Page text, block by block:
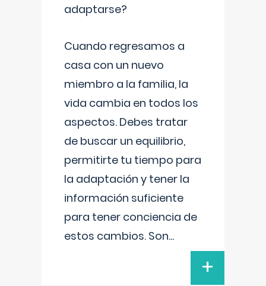
adaptarse?
Cuando regresamos a
casa con un nuevo
miembro a la familia, la
vida cambia en todos los
aspectos. Debes tratar
de buscar un equilibrio,
permitirte tu tiempo para
la adaptación y tener la
información suficiente
para tener conciencia de
estos cambios. Son...
+